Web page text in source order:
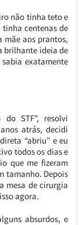
não tinha teto e
centenas de
aos prantos,
brilhante ideia de
exatamente
STF”, resolvi
atrás, decidi
“abriu” e eu
todos os dias e
que me fizeram
tamanho. Depois
mesa de cirurgia
agora.
absurdos, e